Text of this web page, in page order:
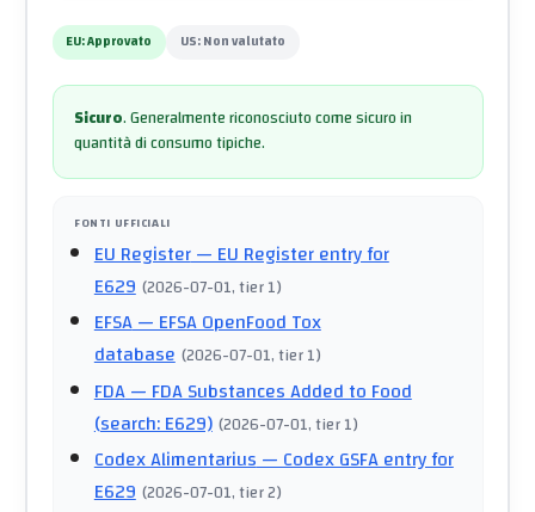
EU:Approvato US:Non valutato
Sicuro.Generalmente riconosciuto come sicuro in
quantità di consumo tipiche.
FONTI UFFICIALI
EU Register— EU Register entry for
E629 (2026-07-01, tier 1)
EFSA— EFSA OpenFood Tox
database (2026-07-01, tier 1)
FDA— FDA Substances Added to Food
(search: E629) (2026-07-01, tier 1)
Codex Alimentarius— Codex GSFA entry for
E629 (2026-07-01, tier 2)